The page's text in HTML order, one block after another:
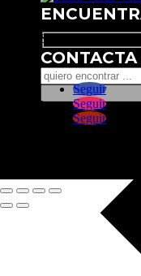
Search
CONTACTA
Seguir
Seguir
Seguir